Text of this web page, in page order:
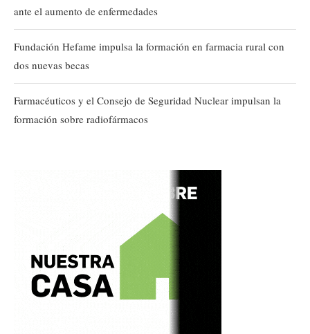
ante el aumento de enfermedades
Fundación Hefame impulsa la formación en farmacia rural con
dos nuevas becas
Farmacéuticos y el Consejo de Seguridad Nuclear impulsan la
formación sobre radiofármacos